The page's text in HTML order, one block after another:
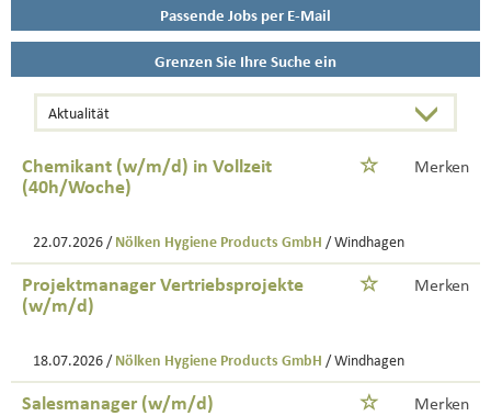
Passende Jobs per E-Mail
Grenzen Sie Ihre Suche ein
Chemikant (w/m/d) in Vollzeit
(40h/Woche)
Merken
22.07.2026 / Nölken Hygiene Products GmbH / Windhagen
Projektmanager Vertriebsprojekte
(w/m/d)
Merken
18.07.2026 / Nölken Hygiene Products GmbH / Windhagen
Salesmanager (w/m/d) Merken